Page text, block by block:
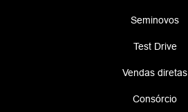
Seminovos
Test Drive
Vendas diretas
Consórcio